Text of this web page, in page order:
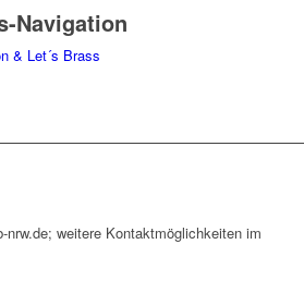
Navigation
& Let´s Brass
nrw.de; weitere Kontaktmöglichkeiten im